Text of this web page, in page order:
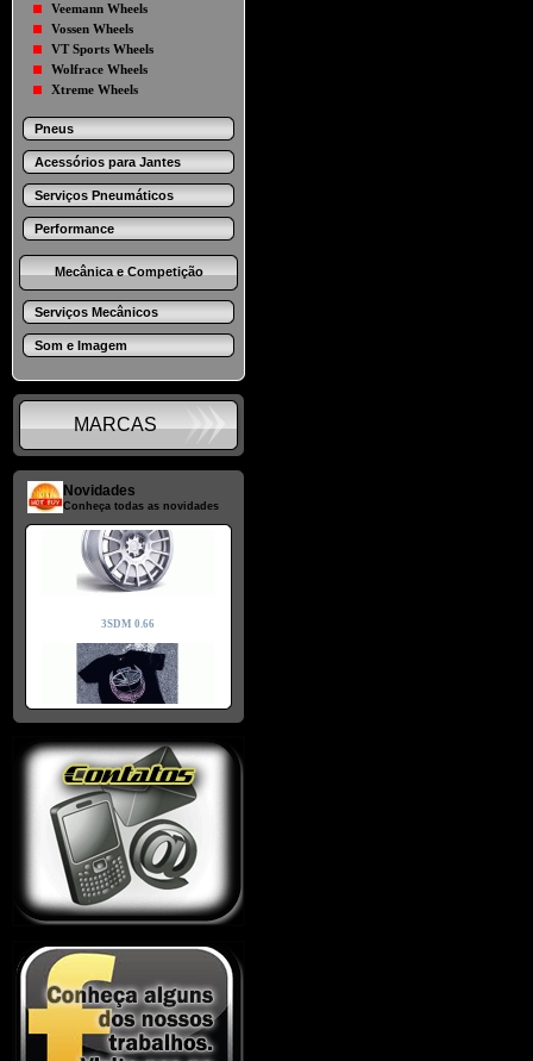
Veemann Wheels
Vossen Wheels
VT Sports Wheels
Wolfrace Wheels
Xtreme Wheels
Pneus
Acessórios para Jantes
Serviços Pneumáticos
Performance
Mecânica e Competição
Serviços Mecânicos
Som e Imagem
MARCAS
Novidades
Conheça todas as novidades